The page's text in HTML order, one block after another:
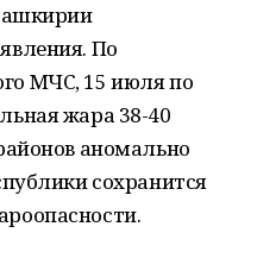
По
МЧС, 15 июля по
жара 38-40
аномально
сохранится